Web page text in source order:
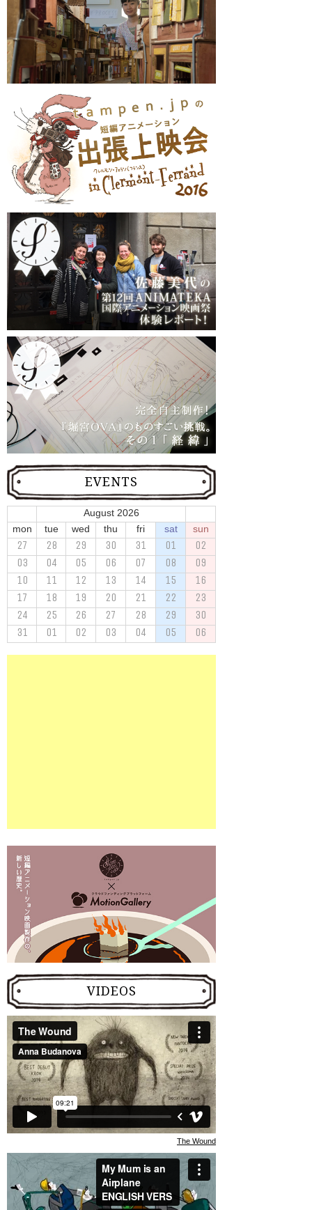
EVENTS
August 2026
mon
tue wed thu fri sat sun
27 28 29 30 31 01
02
03
04 05 06 07 08
09
10
11 12 13 14 15
16
17
18 19 20 21 22
23
24
25 26 27 28 29
30
31
01 02 03 04 05 06
VIDEOS
The Wound